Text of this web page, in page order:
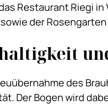
Restaurant Riegi in
sowie der
des
Der Bogen wird